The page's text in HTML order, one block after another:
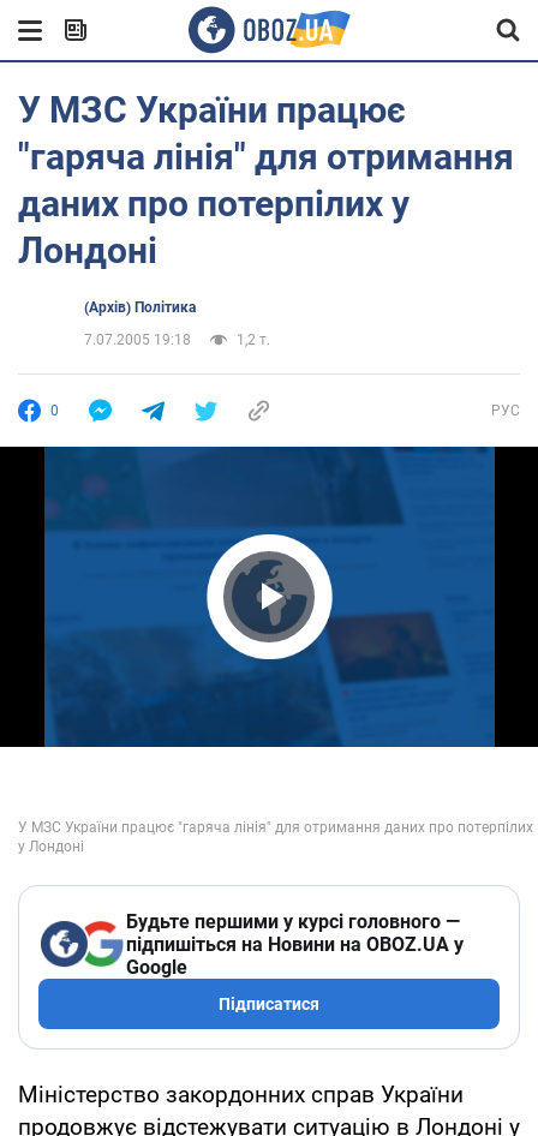
У МЗС України працює
"гаряча лінія" для отримання
даних про потерпілих у
Лондоні
(Архів) Політика
7.07.2005 19:18
1,2 т.
0 РУС
Play Video
Будьте першими у курсі головного —
підпишіться на Новини на OBOZ.UA у
Google
Підписатися
Міністерство закордонних справ України
продовжує відстежувати ситуацію в Лондоні у